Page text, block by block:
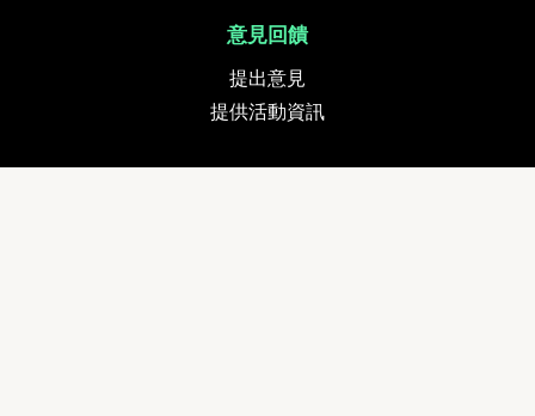
意見回饋
提出意見
提供活動資訊